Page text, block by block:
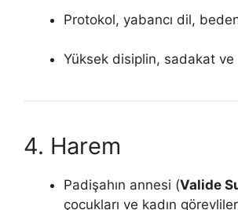
Protokol, yabancı dil,
Yüksek disiplin, sadakat ve
4. Harem
Padişahın annesi (Valide
çocukları ve kadın